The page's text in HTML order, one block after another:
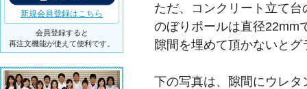
ただ、コンクリート立て
のぼりポールは直径22mm
隙間を埋めて頂かないと
下の写真は、隙間にウレ
新規会員登録はこちら
会員登録すると
再注文機能が使えて便利です。